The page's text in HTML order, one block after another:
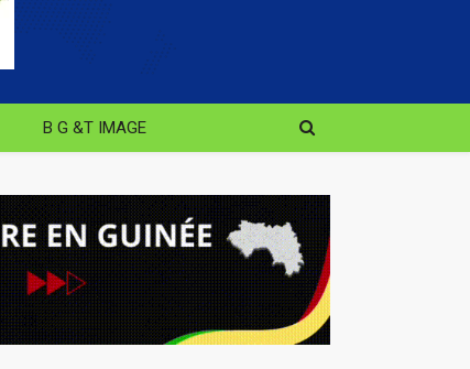
B G &T IMAGE